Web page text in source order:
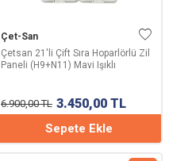
Çet-San
Çetsan 21'li Çift Sıra Hoparlörlü Zil
Paneli (H9+N11) Mavi Işıklı
6.900,00TL 3.450,00 TL
Sepete Ekle